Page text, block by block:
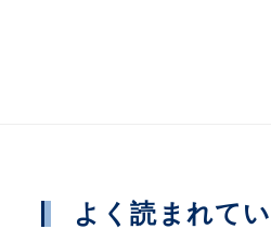
よく読まれて